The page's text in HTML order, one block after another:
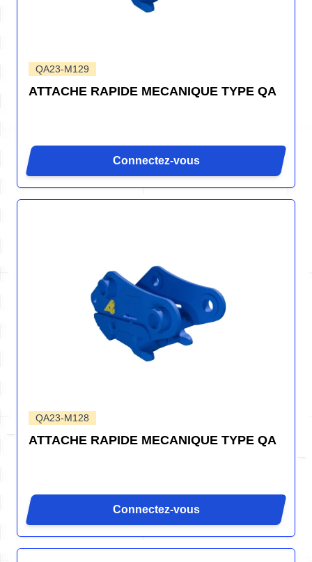
QA23-M129
ATTACHE RAPIDE MECANIQUE TYPE QA
Connectez-vous
QA23-M128
ATTACHE RAPIDE MECANIQUE TYPE QA
Connectez-vous